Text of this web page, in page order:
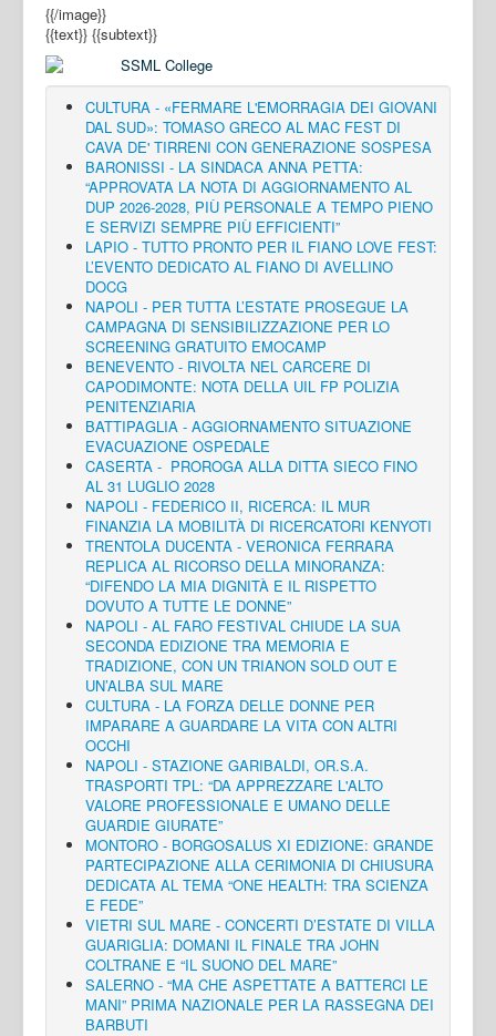
{{/image}}
{{text}} {{subtext}}
CULTURA - «FERMARE L'EMORRAGIA DEI GIOVANI
DAL SUD»: TOMASO GRECO AL MAC FEST DI
CAVA DE' TIRRENI CON GENERAZIONE SOSPESA
BARONISSI - LA SINDACA ANNA PETTA:
“APPROVATA LA NOTA DI AGGIORNAMENTO AL
DUP 2026-2028, PIÙ PERSONALE A TEMPO PIENO
E SERVIZI SEMPRE PIÙ EFFICIENTI”
LAPIO - TUTTO PRONTO PER IL FIANO LOVE FEST:
L’EVENTO DEDICATO AL FIANO DI AVELLINO
DOCG
NAPOLI - PER TUTTA L’ESTATE PROSEGUE LA
CAMPAGNA DI SENSIBILIZZAZIONE PER LO
SCREENING GRATUITO EMOCAMP
BENEVENTO - RIVOLTA NEL CARCERE DI
CAPODIMONTE: NOTA DELLA UIL FP POLIZIA
PENITENZIARIA
BATTIPAGLIA - AGGIORNAMENTO SITUAZIONE
EVACUAZIONE OSPEDALE
CASERTA - PROROGA ALLA DITTA SIECO FINO
AL 31 LUGLIO 2028
NAPOLI - FEDERICO II, RICERCA: IL MUR
FINANZIA LA MOBILITÀ DI RICERCATORI KENYOTI
TRENTOLA DUCENTA - VERONICA FERRARA
REPLICA AL RICORSO DELLA MINORANZA:
“DIFENDO LA MIA DIGNITÀ E IL RISPETTO
DOVUTO A TUTTE LE DONNE”
NAPOLI - AL FARO FESTIVAL CHIUDE LA SUA
SECONDA EDIZIONE TRA MEMORIA E
TRADIZIONE, CON UN TRIANON SOLD OUT E
UN’ALBA SUL MARE
CULTURA - LA FORZA DELLE DONNE PER
IMPARARE A GUARDARE LA VITA CON ALTRI
OCCHI
NAPOLI - STAZIONE GARIBALDI, OR.S.A.
TRASPORTI TPL: “DA APPREZZARE L'ALTO
VALORE PROFESSIONALE E UMANO DELLE
GUARDIE GIURATE”
MONTORO - BORGOSALUS XI EDIZIONE: GRANDE
PARTECIPAZIONE ALLA CERIMONIA DI CHIUSURA
DEDICATA AL TEMA “ONE HEALTH: TRA SCIENZA
E FEDE”
VIETRI SUL MARE - CONCERTI D’ESTATE DI VILLA
GUARIGLIA: DOMANI IL FINALE TRA JOHN
COLTRANE E “IL SUONO DEL MARE”
SALERNO - “MA CHE ASPETTATE A BATTERCI LE
MANI” PRIMA NAZIONALE PER LA RASSEGNA DEI
BARBUTI